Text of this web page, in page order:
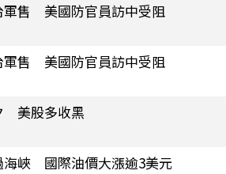
軍售 美國防官員訪中受阻
軍售 美國防官員訪中受阻
美股多收黑
海峽 國際油價大漲逾3美元